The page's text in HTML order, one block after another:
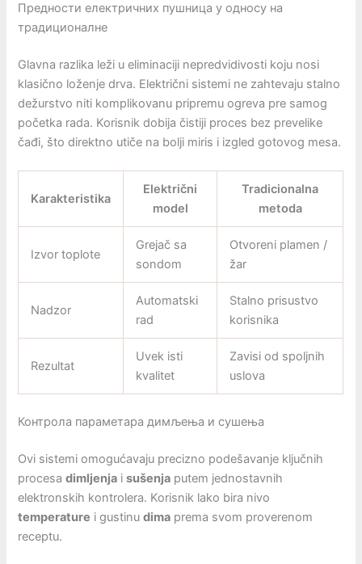
Предности електричних пушница у односу на
традиционалне
Glavna razlika leži u eliminaciji nepredvidivosti koju nosi
klasično loženje drva. Električni sistemi ne zahtevaju stalno
dežurstvo niti komplikovanu pripremu ogreva pre samog
početka rada. Korisnik dobija čistiji proces bez prevelike
čađi, što direktno utiče na bolji miris i izgled gotovog mesa.
Karakteristika
Električni
model
Tradicionalna
metoda
Izvor toplote
Grejač sa
sondom
Otvoreni plamen /
žar
Nadzor
Automatski
rad
Stalno prisustvo
korisnika
Rezultat
Uvek isti
kvalitet
Zavisi od spoljnih
uslova
Контрола параметара димљења и сушења
Ovi sistemi omogućavaju precizno podešavanje ključnih
procesadimljenja isušenja putem jednostavnih
elektronskih kontrolera. Korisnik lako bira nivo
temperature i gustinudima prema svom proverenom
receptu.